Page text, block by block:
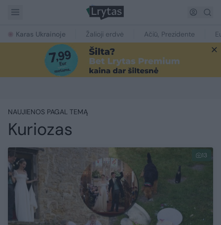
Karas Ukrainoje Žalioji erdvė Ačiū, Prezidente
NAUJIENOS PAGAL TEMĄ
Kuriozas
13